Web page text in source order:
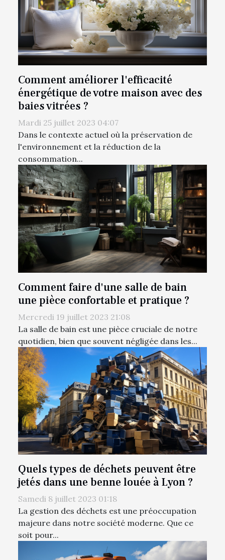
Comment améliorer l'efficacité
énergétique de votre maison avec des
baies vitrées ?
Mardi 25 juillet 2023 04:07
Dans le contexte actuel où la préservation de
l'environnement et la réduction de la
consommation...
Comment faire d'une salle de bain
une pièce confortable et pratique ?
Mercredi 19 juillet 2023 21:08
La salle de bain est une pièce cruciale de notre
quotidien, bien que souvent négligée dans les...
Quels types de déchets peuvent être
jetés dans une benne louée à Lyon ?
Samedi 8 juillet 2023 01:18
La gestion des déchets est une préoccupation
majeure dans notre société moderne. Que ce
soit pour...